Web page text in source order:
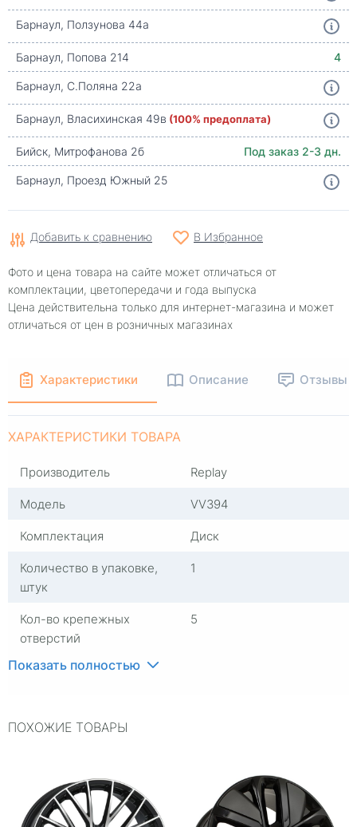
Барнаул, Ползунова 44а
Барнаул, Попова 214
4
Барнаул, С.Поляна 22а
Барнаул, Власихинская 49в (100% предоплата)
Бийск, Митрофанова 2б
Под заказ 2-3 дн.
Барнаул, Проезд Южный 25
Добавить к сравнению В Избранное
Фото и цена товара на сайте может отличаться от
комплектации, цветопередачи и года выпуска
Цена действительна только для интернет-магазина и может
отличаться от цен в розничных магазинах
Характеристики Описание Отзывы
ХАРАКТЕРИСТИКИ ТОВАРА
Производитель
Replay
Модель
VV394
Комплектация
Диск
Количество в упаковке,
штук
1
Кол-во крепежных
отверстий
5
Группа
Диаметр расположения
Посадочный диаметр
Сверловка
5*130
Показать полностью
ПОХОЖИЕ ТОВАРЫ